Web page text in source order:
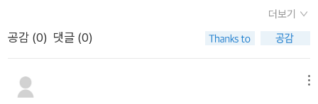
과 설계 원리까지 명쾌하게 정리2부와 3부에서는 AI 에이전트가
정확히 무엇인지, 어떻게 구성되고 작동하는지를 명확히 설명합
자인 패턴은 현업 개발자뿐 아니라 입문자에게도 큰 도움이 됩니
다.3. 8가지 프레임워크 실습으로 체득하는 실전 능력이 책의 백
구성되어있다.캐글 등의 데이터 관련 경진대회를 진행하다보면
베이스 라인이라는 기본 뼈대를 잡고 성능을 개선해나가는데 이
책의 예제는 그런 베이스 라인 예제를 배우는 단계로 보면 된다.
그렇기에 등장하는 예제들이 매우 심플하고 직관적이어서 이해
더보기
공감 (0) 댓글 (0)